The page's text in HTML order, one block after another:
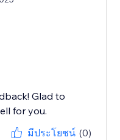
Glad to
for you.
มีประโยชน์ (0)